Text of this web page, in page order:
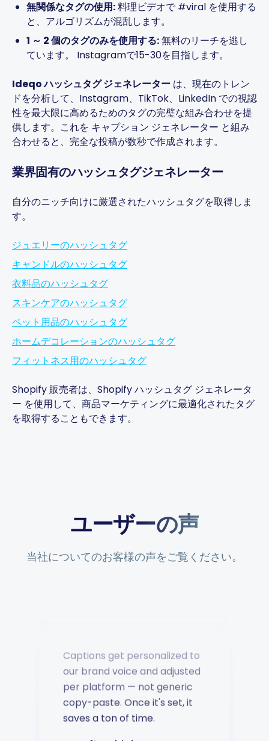
無関係なタグの使用:料理ビデオで #viral を使用する
と、アルゴリズムが混乱します。
1 ～ 2 個のタグのみを使用する:無料のリーチを逃し
ています。 Instagramで15-30を目指します。
Ideqo ハッシュタグ ジェネレーター は、現在のトレン
ドを分析して、Instagram、TikTok、LinkedIn での視認
性を最大限に高めるためのタグの完璧な組み合わせを提
供します。これを キャプション ジェネレーター と組み
合わせると、完全な投稿が数秒で作成されます。
業界固有のハッシュタグジェネレーター
自分のニッチ向けに厳選されたハッシュタグを取得しま
す。
ジュエリーのハッシュタグ
キャンドルのハッシュタグ
衣料品のハッシュタグ
スキンケアのハッシュタグ
ペット用品のハッシュタグ
ホームデコレーションのハッシュタグ
フィットネス用のハッシュタグ
Shopify 販売者は、 Shopify ハッシュタグ ジェネレータ
ー を使用して、商品マーケティングに最適化されたタグ
を取得することもできます。
ユーザーの声
当社についてのお客様の声をご覧ください。
Captions get personalized to
our brand voice and adjusted
per platform — not generic
copy-paste. Once it's set, it
saves a ton of time.
4Lovebirds
The AI-powered captions
adapt per platform and keep
the brand voice consistent.
You can plan weeks of
content in advance and let
CH
Chefio
Bahrain · 4 months using the
app
been second to none — every
question answered fast.
Music Poster Shop
our brand voice and adjusted
per platform — not generic
copy-paste. Once it's set, it
saves a ton of time.
4Lovebirds